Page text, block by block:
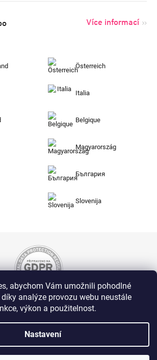
abychom Vám umožnili pohodlné
analýze provozu webu neustále
výkon a použitelnost.
Nastavení
Více informací
Österreich
Italia
Belgique
Magyarország
България
Slovenija
Nakupujte na Zuty bezpečně a bez obav. Díky
prohlížečem a serverem se přenášejí v